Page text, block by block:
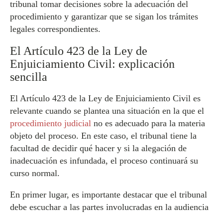
tribunal tomar decisiones sobre la adecuación del
procedimiento y garantizar que se sigan los trámites
legales correspondientes.
El Artículo 423 de la Ley de
Enjuiciamiento Civil: explicación
sencilla
El Artículo 423 de la Ley de Enjuiciamiento Civil es
relevante cuando se plantea una situación en la que el
procedimiento judicial no es adecuado para la materia
objeto del proceso. En este caso, el tribunal tiene la
facultad de decidir qué hacer y si la alegación de
inadecuación es infundada, el proceso continuará su
curso normal.
En primer lugar, es importante destacar que el tribunal
debe escuchar a las partes involucradas en la audiencia